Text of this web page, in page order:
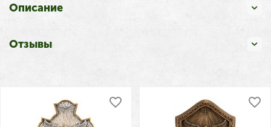
Описание
Отзывы